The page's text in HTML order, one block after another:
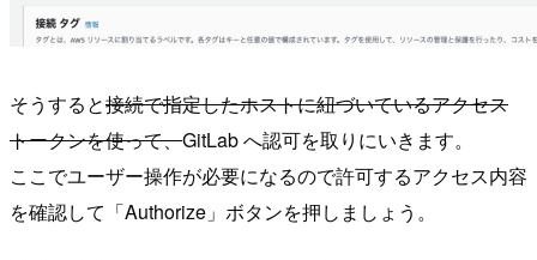
そうすると接続で指定したホストに紐づいているアクセス
トークンを使って、GitLab へ認可を取りにいきます。
ここでユーザー操作が必要になるので許可するアクセス内容
を確認して「Authorize」ボタンを押しましょう。